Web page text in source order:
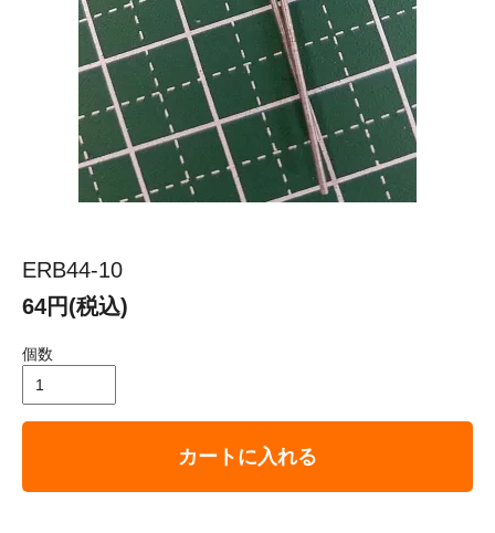
ERB44-10
64円(税込)
個数
カートに入れる